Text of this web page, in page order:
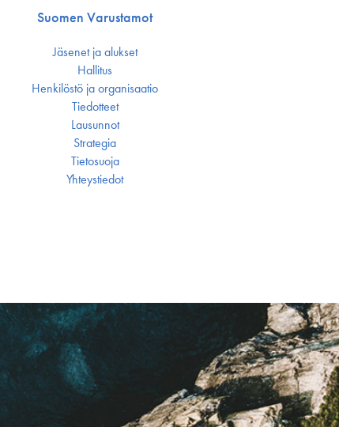
Suomen Varustamot
Jäsenet ja alukset
Hallitus
Henkilöstö ja organisaatio
Tiedotteet
Lausunnot
Strategia
Tietosuoja
Yhteystiedot